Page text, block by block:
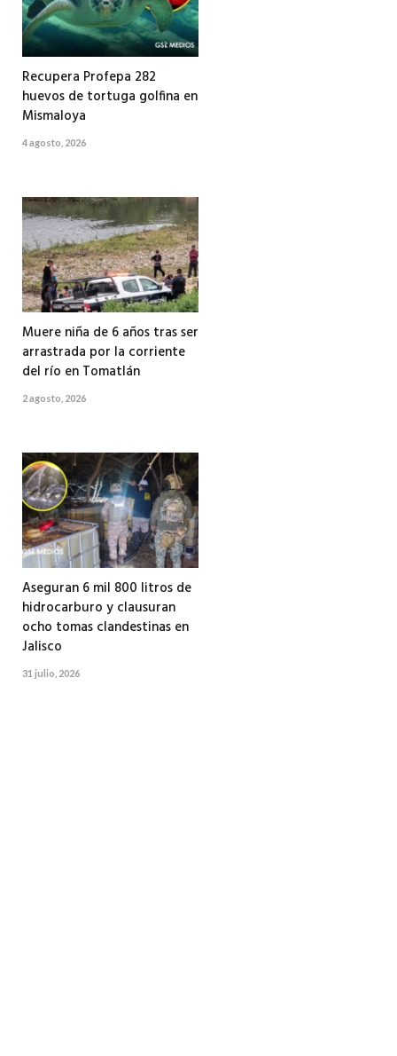
Recupera Profepa 282
huevos de tortuga golfina en
Mismaloya
4 agosto, 2026
Muere niña de 6 años tras ser
arrastrada por la corriente
del río en Tomatlán
2 agosto, 2026
Aseguran 6 mil 800 litros de
hidrocarburo y clausuran
ocho tomas clandestinas en
Jalisco
31 julio, 2026